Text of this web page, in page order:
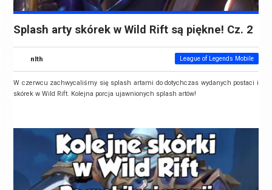
Splash arty skórek w Wild Rift są piękne! Cz. 2
nlth League of Legends Mobile
W czerwcu zachwycaliśmy się splash artami do dotychczas wydanych postaci i
skórek w Wild Rift. Kolejna porcja ujawnionych splash artów!